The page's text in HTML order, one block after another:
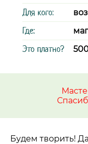
Для кого:
Где:
Это платно?
Будем творить!